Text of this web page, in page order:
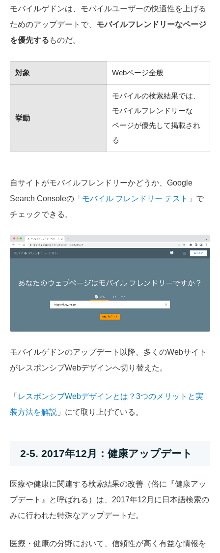
モバイルゲドンは、モバイルユーザーの快適性を上げる
ためのアップデートで、 モバイルフレンドリーなページ
を優先する ものだ。
対象 Webページ全般
挙動
モバイルの検索結果では、
モバイルフレンドリーな
ページが優先して掲載され
る
自サイトがモバイルフレンドリーかどうか、Google
Search Consoleの「 モバイル フレンドリー テスト 」で
チェックできる。
モバイルゲドンのアップデート以降、多くのWebサイト
がレスポンシブWebデザインへ切り替えた。
「 レスポンシブWebデザインとは？3つのメリットと実
装方法を解説 」にて取り上げている。
2-5. 2017年12月：健康アップデート
医療や健康に関連する検索結果の改善（俗に『健康アッ
プデート』と呼ばれる）は、2017年12月に日本語検索の
みに行われた特殊なアップデートだ。
医療・健康の分野において、信頼性が高く有益な情報を